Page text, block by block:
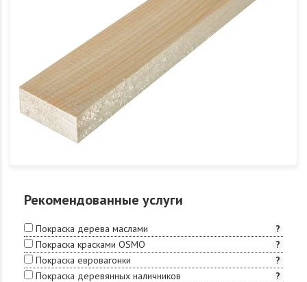
Рекомендованные услуги
Покраска дерева маслами
?
Покраска красками OSMO
?
Покраска евровагонки
?
Покраска деревянных наличников
?